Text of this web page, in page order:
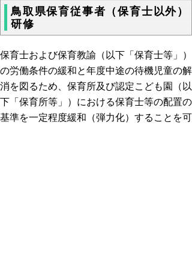
鳥取県保育従事者（保育士以外）
研修
保育士および保育教諭（以下「保育士等」）
の労働条件の緩和と年度中途の待機児童の解
消を図るため、保育所及び認定こども園（以
下「保育所等」）における保育士等の配置の
基準を一定程度緩和（弾力化）することを可